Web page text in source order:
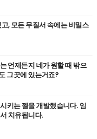
, 모든 무질서 속에는 비밀스
언제든지 네가 원할 때 밖으
그곳에 있는거죠?
키는 젤을 개발했습니다. 임
치유됩니다.